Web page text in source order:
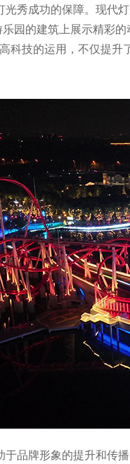
秀成功的保障。现代
园的建筑上展示精彩
科技的运用，不仅提
品牌形象的提升和传